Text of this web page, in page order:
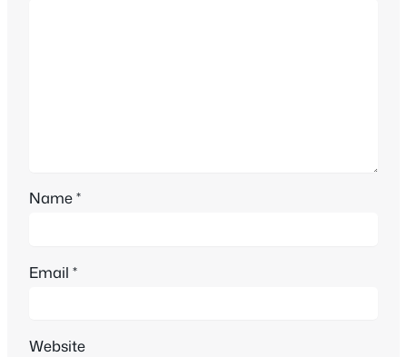
Name*
Email *
Website